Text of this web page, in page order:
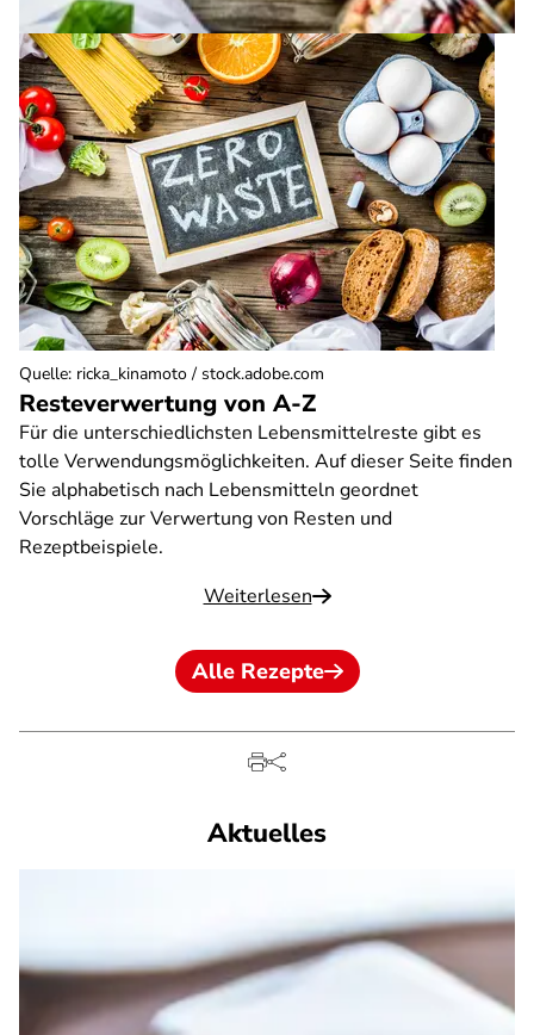
Resteverwertung von A-Z
Für die unterschiedlichsten Lebensmittelreste gibt es
tolle Verwendungsmöglichkeiten. Auf dieser Seite finden
Sie alphabetisch nach Lebensmitteln geordnet
Vorschläge zur Verwertung von Resten und
Rezeptbeispiele.
Weiterlesen
Quelle: ricka_kinamoto / stock.adobe.com
Alle Rezepte
Aktuelles